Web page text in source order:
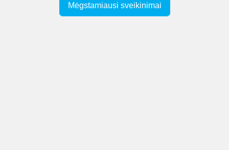
Mėgstamiausi sveikinimai